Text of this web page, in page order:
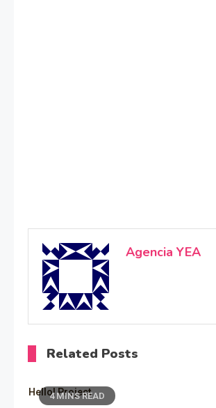
Agencia YEA
Related Posts
4 MINS READ
Hello! Project